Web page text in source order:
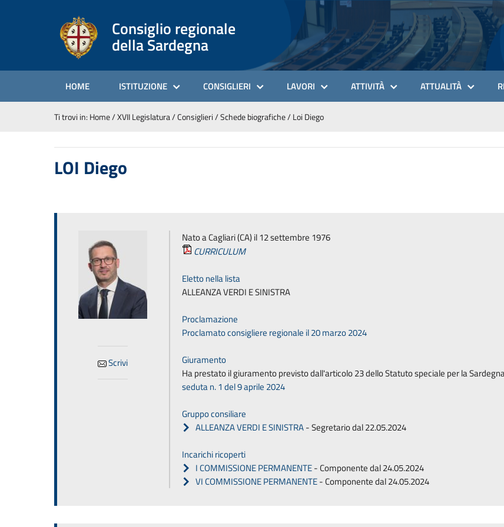
Consiglio regionale
della Sardegna
HOME ISTITUZIONE CONSIGLIERI LAVORI ATTIVITÀ ATTUALITÀ
Ti trovi in: Home/XVII Legislatura/Consiglieri/Schede biografiche/Loi Diego
LOI Diego
Scrivi
Nato a Cagliari (CA) il 12 settembre 1976
CURRICULUM
Eletto nella lista
ALLEANZA VERDI E SINISTRA
Proclamazione
Proclamato consigliere regionale il 20 marzo 2024
Giuramento
Ha prestato il giuramento previsto dall'articolo 23 dello Statuto speciale per la
seduta n. 1 del 9 aprile 2024
Gruppo consiliare
ALLEANZA VERDI E SINISTRA- Segretario dal 22.05.2024
Incarichi ricoperti
I COMMISSIONE PERMANENTE- Componente dal 24.05.2024
VI COMMISSIONE PERMANENTE- Componente dal 24.05.2024